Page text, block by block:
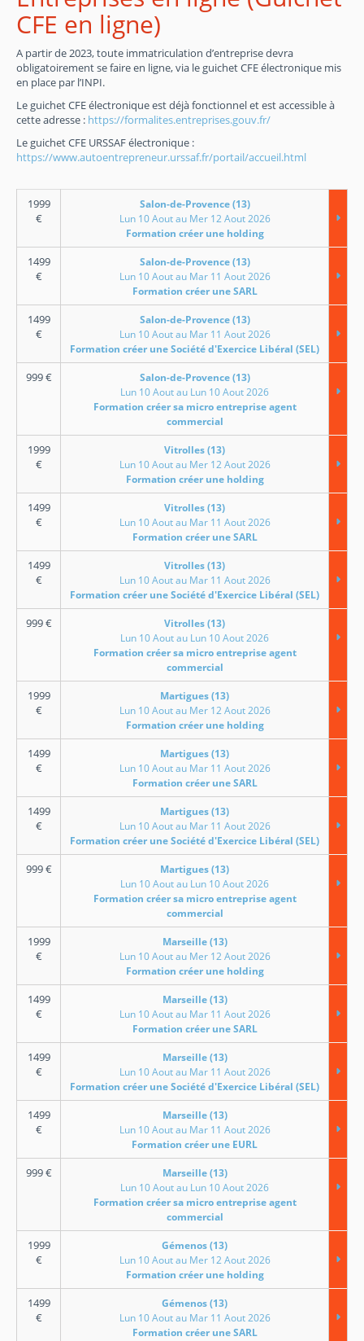
CFE en ligne)
A partir de 2023, toute immatriculation d’entreprise devra
obligatoirement se faire en ligne, via le guichet CFE électronique mis
en place par l’INPI.
Le guichet CFE électronique est déjà fonctionnel et est accessible à
cette adresse : https://formalites.entreprises.gouv.fr/
Le guichet CFE URSSAF électronique :
https://www.autoentrepreneur.urssaf.fr/portail/accueil.html
1999
€
Salon-de-Provence (13)
Lun 10 Aout au Mer 12 Aout 2026
Formation créer une holding
1499
€
Salon-de-Provence (13)
Lun 10 Aout au Mar 11 Aout 2026
Formation créer une SARL
1499
€
Salon-de-Provence (13)
Lun 10 Aout au Mar 11 Aout 2026
Formation créer une Société d'Exercice Libéral (SEL)
999€
Salon-de-Provence (13)
Lun 10 Aout au Lun 10 Aout 2026
Formation créer sa micro entreprise agent
commercial
1999
€
Vitrolles (13)
Lun 10 Aout au Mer 12 Aout 2026
Formation créer une holding
1499
€
Vitrolles (13)
Lun 10 Aout au Mar 11 Aout 2026
Formation créer une SARL
1499
€
Vitrolles (13)
Lun 10 Aout au Mar 11 Aout 2026
Formation créer une Société d'Exercice Libéral (SEL)
999€
Vitrolles (13)
Lun 10 Aout au Lun 10 Aout 2026
Formation créer sa micro entreprise agent
commercial
1999
€
Martigues (13)
Lun 10 Aout au Mer 12 Aout 2026
Formation créer une holding
1499
€
Martigues (13)
Lun 10 Aout au Mar 11 Aout 2026
Formation créer une SARL
1499
€
Martigues (13)
Lun 10 Aout au Mar 11 Aout 2026
Formation créer une Société d'Exercice Libéral (SEL)
999€
Martigues (13)
Lun 10 Aout au Lun 10 Aout 2026
Formation créer sa micro entreprise agent
commercial
1999
€
Marseille (13)
Lun 10 Aout au Mer 12 Aout 2026
Formation créer une holding
1499
€
Marseille (13)
Lun 10 Aout au Mar 11 Aout 2026
Formation créer une SARL
1499
€
Marseille (13)
Lun 10 Aout au Mar 11 Aout 2026
Formation créer une Société d'Exercice Libéral (SEL)
1499
€
Marseille (13)
Lun 10 Aout au Mar 11 Aout 2026
Formation créer une EURL
999€
Marseille (13)
Lun 10 Aout au Lun 10 Aout 2026
Formation créer sa micro entreprise agent
commercial
1999
€
Gémenos (13)
Lun 10 Aout au Mer 12 Aout 2026
Formation créer une holding
1499
€
Gémenos (13)
Lun 10 Aout au Mar 11 Aout 2026
Formation créer une SARL